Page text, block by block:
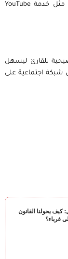
الاجتماعية ” Google + “، وخدمات جوجل الأخرى مثل خدمة YouTube
للقارئ ليسهل
شبكة اجتماعية على
يحولنا القانون
غرباء؟